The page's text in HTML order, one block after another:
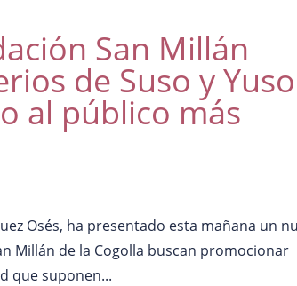
San Millán
de Suso y Yuso
al público más
Osés, ha presentado esta mañana un
Millán de la Cogolla buscan promocionar
que suponen...